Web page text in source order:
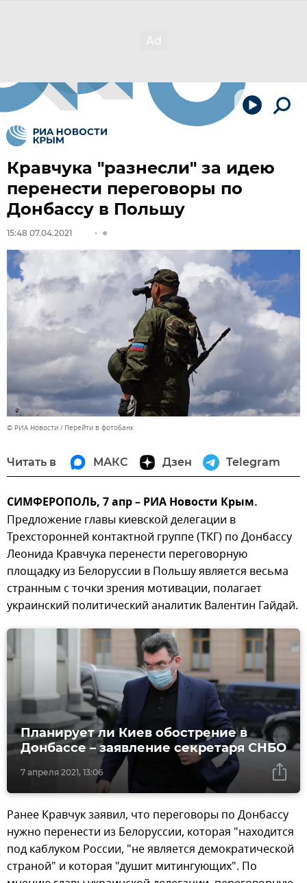
Кравчука "разнесли" за идею
перенести переговоры по
Донбассу в Польшу
15:48 07.04.2021
© РИА Новости Перейти в фотобанк
Читать в МАКС Дзен Telegram
СИМФЕРОПОЛЬ, 7 апр – РИА Новости Крым.
Предложение главы киевской делегации в
Трехсторонней контактной группе (ТКГ) по Донбассу
Леонида Кравчука перенести переговорную
площадку из Белоруссии в Польшу является весьма
странным с точки зрения мотивации, полагает
украинский политический аналитик Валентин Гайдай.
7 апреля 2021, 13:06
Планирует ли Киев обострение в
Донбассе – заявление секретаря СНБО
Ранее Кравчук заявил, что переговоры по Донбассу
нужно перенести из Белоруссии, которая "находится
под каблуком России, "не является демократической
страной" и которая "душит митингующих". По